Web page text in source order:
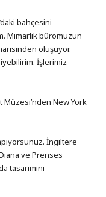
bahçesini
Mimarlık büromuzun
oluşuyor.
İşlerimiz
Müzesi’nden New York
İngiltere
ve Prenses
tasarımını